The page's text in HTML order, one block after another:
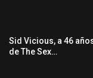
Sid Vicious, a 46
de The Sex…